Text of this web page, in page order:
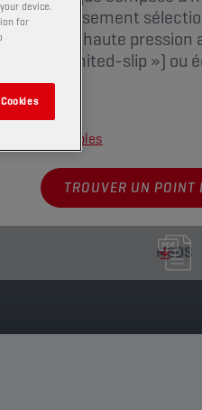
soigneusement
sous très haute pression
(« limited-slip ») ou
disponibles
TROUVER UN POINT
MSDS
device.
for